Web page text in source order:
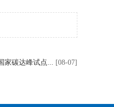
家碳达峰试点... [08-07]